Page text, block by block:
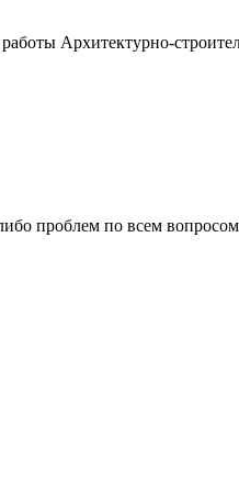
Архитектурно-
проблем по всем